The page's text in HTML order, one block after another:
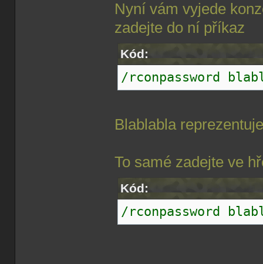
Nyní vám vyjede
zadejte do ní příkaz
Kód:
/rconpassword
Blablabla
To samé zadejte ve
Kód:
/rconpassword